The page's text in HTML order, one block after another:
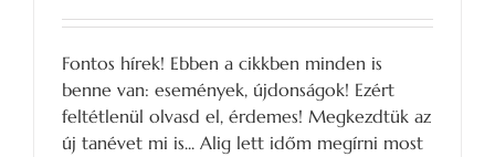
Fontos hírek! Ebben a cikkben minden is
benne van: események, újdonságok! Ezért
feltétlenül olvasd el, érdemes! Megkezdtük az
új tanévet mi is... Alig lett időm megírni most